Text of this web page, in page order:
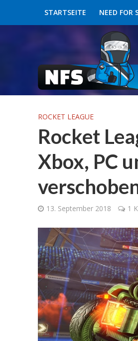
STARTSEITE NEED FOR
ROCKET LEAGUE
Rocket
Xbox, PC
13. September 2018 1